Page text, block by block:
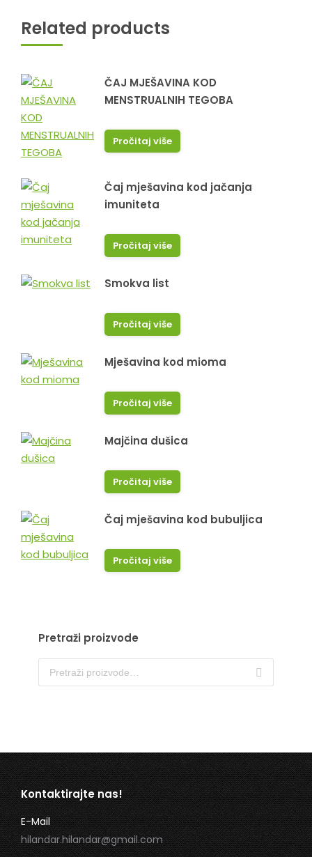
Related products
ČAJ MJEŠAVINA KOD
MENSTRUALNIH TEGOBA
Pročitaj više
Čaj mješavina kod jačanja
imuniteta
Pročitaj više
Smokva list
Pročitaj više
Mješavina kod mioma
Pročitaj više
Majčina dušica
Pročitaj više
Čaj mješavina kod bubuljica
Pročitaj više
Pretraži proizvode
Kontaktirajte nas!
E-Mail
hilandar.hilandar@gmail.com